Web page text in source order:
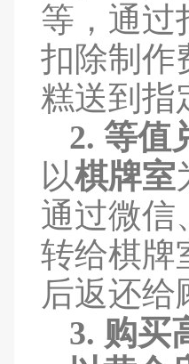
等，通过
扣除制作
糕送到指
2. 等值
以棋牌室
通过微信
转给棋牌
后返还给
3. 购买